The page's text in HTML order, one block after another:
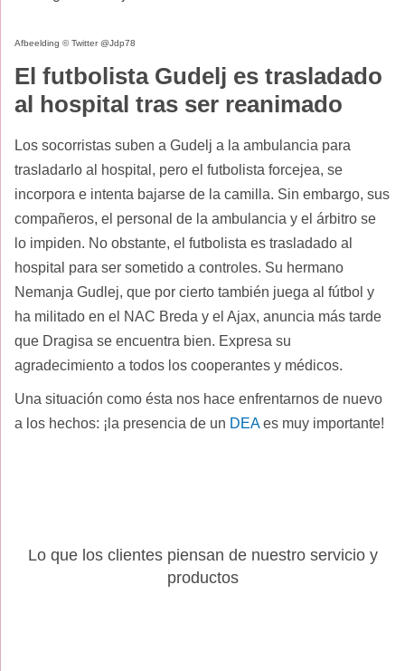
Afbeelding © Twitter @Jdp78
El futbolista Gudelj es trasladado
al hospital tras ser reanimado
Los socorristas suben a Gudelj a la ambulancia para
trasladarlo al hospital, pero el futbolista forcejea, se
incorpora e intenta bajarse de la camilla. Sin embargo, sus
compañeros, el personal de la ambulancia y el árbitro se
lo impiden. No obstante, el futbolista es trasladado al
hospital para ser sometido a controles. Su hermano
Nemanja Gudlej, que por cierto también juega al fútbol y
ha militado en el NAC Breda y el Ajax, anuncia más tarde
que Dragisa se encuentra bien. Expresa su
agradecimiento a todos los cooperantes y médicos.
Una situación como ésta nos hace enfrentarnos de nuevo
a los hechos: ¡la presencia de un DEAes muy importante!
Lo que los clientes piensan de nuestro servicio y
productos